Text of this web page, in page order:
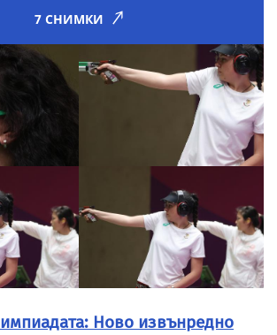
7 СНИМКИ
Ново извънредно